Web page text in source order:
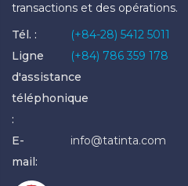
transactions et des opérations.
Tél. :
(+84-28) 5412 5011
Ligne
d'assistance
téléphonique
:
(+84) 786 359 178
E-
mail:
info@tatinta.com